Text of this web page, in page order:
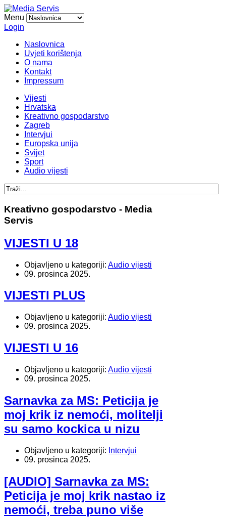
Menu
Login
Naslovnica
Uvjeti korištenja
O nama
Kontakt
Impressum
Vijesti
Hrvatska
Kreativno gospodarstvo
Zagreb
Intervjui
Europska unija
Svijet
Sport
Audio vijesti
Kreativno gospodarstvo - Media
Servis
VIJESTI U 18
Objavljeno u kategoriji: Audio vijesti
09. prosinca 2025.
VIJESTI PLUS
Objavljeno u kategoriji: Audio vijesti
09. prosinca 2025.
VIJESTI U 16
Objavljeno u kategoriji: Audio vijesti
09. prosinca 2025.
Sarnavka za MS: Peticija je
moj krik iz nemoći, molitelji
su samo kockica u nizu
Objavljeno u kategoriji: Intervjui
09. prosinca 2025.
[AUDIO] Sarnavka za MS:
Peticija je moj krik nastao iz
nemoći, treba puno više